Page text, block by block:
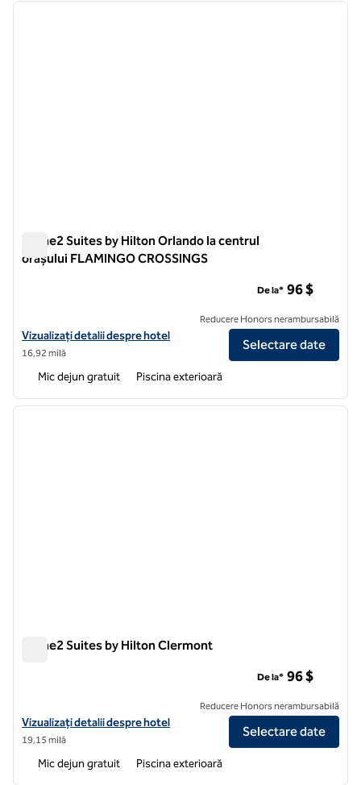
1 din 12
Home2 Suites by Hilton Orlando la centrul
orașului FLAMINGO CROSSINGS
Vizualizați detaliile hotelului pentru Home2 Suites by Hilton Orlando
Vizualizați detalii despre hotel
16,92 milă
De la* 96 $
Reducere Honors nerambursabilă
Selectare date
Mic dejun gratuit Piscina exterioară
1 din 12
Home2 Suites by Hilton Clermont
Vizualizați detaliile hotelului pentru Home2 Suites by Hilton
Vizualizați detalii despre hotel
19,15 milă
De la* 96 $
Reducere Honors nerambursabilă
Selectare date
Mic dejun gratuit Piscina exterioară